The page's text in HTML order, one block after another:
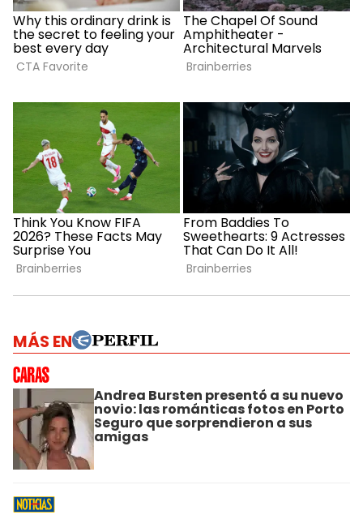
MÁS EN
Andrea Bursten presentó a su nuevo
novio: las románticas fotos en Porto
Seguro que sorprendieron a sus
amigas